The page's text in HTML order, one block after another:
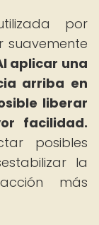
por
suavemente
aplicar una
arriba en
liberar
facilidad.
posibles
la
más